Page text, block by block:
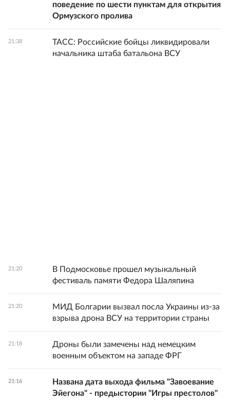
поведение по шести пунктам для открытия
Ормузского пролива
21:38
ТАСС: Российские бойцы ликвидировали
начальника штаба батальона ВСУ
21:20
В Подмосковье прошел музыкальный
фестиваль памяти Федора Шаляпина
21:20
МИД Болгарии вызвал посла Украины из-за
взрыва дрона ВСУ на территории страны
21:18
Дроны были замечены над немецким
военным объектом на западе ФРГ
21:16
Названа дата выхода фильма "Завоевание
Эйегона" - предыстории "Игры престолов"